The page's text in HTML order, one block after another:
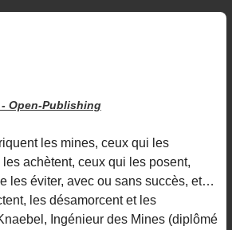
Open-Publishing
les mines, ceux qui les
achètent, ceux qui les posent,
les éviter, avec ou sans succès, et…
les désamorcent et les
Ingénieur des Mines (diplômé